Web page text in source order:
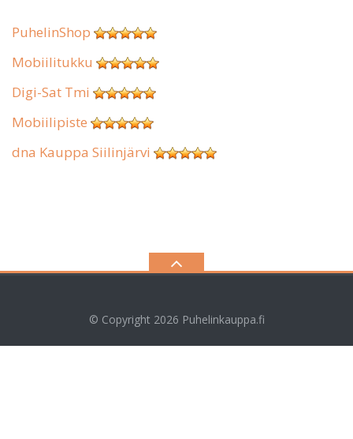
PuhelinShop
Mobiilitukku
Digi-Sat Tmi
Mobiilipiste
dna Kauppa Siilinjärvi
© Copyright 2026 Puhelinkauppa.fi